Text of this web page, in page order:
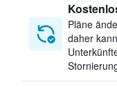
Pläne
daher